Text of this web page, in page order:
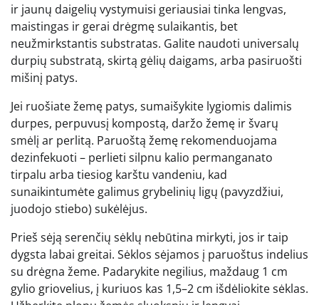
ir jaunų daigelių vystymuisi geriausiai tinka lengvas,
maistingas ir gerai drėgmę sulaikantis, bet
neužmirkstantis substratas. Galite naudoti universalų
durpių substratą, skirtą gėlių daigams, arba pasiruošti
mišinį patys.
Jei ruošiate žemę patys, sumaišykite lygiomis dalimis
durpes, perpuvusį kompostą, daržo žemę ir švarų
smėlį ar perlitą. Paruoštą žemę rekomenduojama
dezinfekuoti – perlieti silpnu kalio permanganato
tirpalu arba tiesiog karštu vandeniu, kad
sunaikintumėte galimus grybelinių ligų (pavyzdžiui,
juodojo stiebo) sukėlėjus.
Prieš sėją serenčių sėklų nebūtina mirkyti, jos ir taip
dygsta labai greitai. Sėklos sėjamos į paruoštus indelius
su drėgna žeme. Padarykite negilius, maždaug 1 cm
gylio griovelius, į kuriuos kas 1,5–2 cm išdėliokite sėklas.